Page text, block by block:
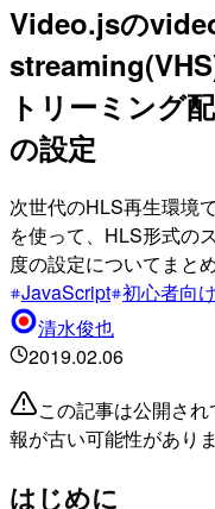
Video.jsの
トリーミング
の設定
次世代のHLS再生環境
を使って、HLS形式の
度の設定についてまと
JavaScript 初心者向け
清水俊也
2019.02.06
この記事は公開さ
報が古い可能性があり
はじめに